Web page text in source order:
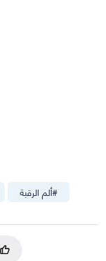
#ألم الرقبة